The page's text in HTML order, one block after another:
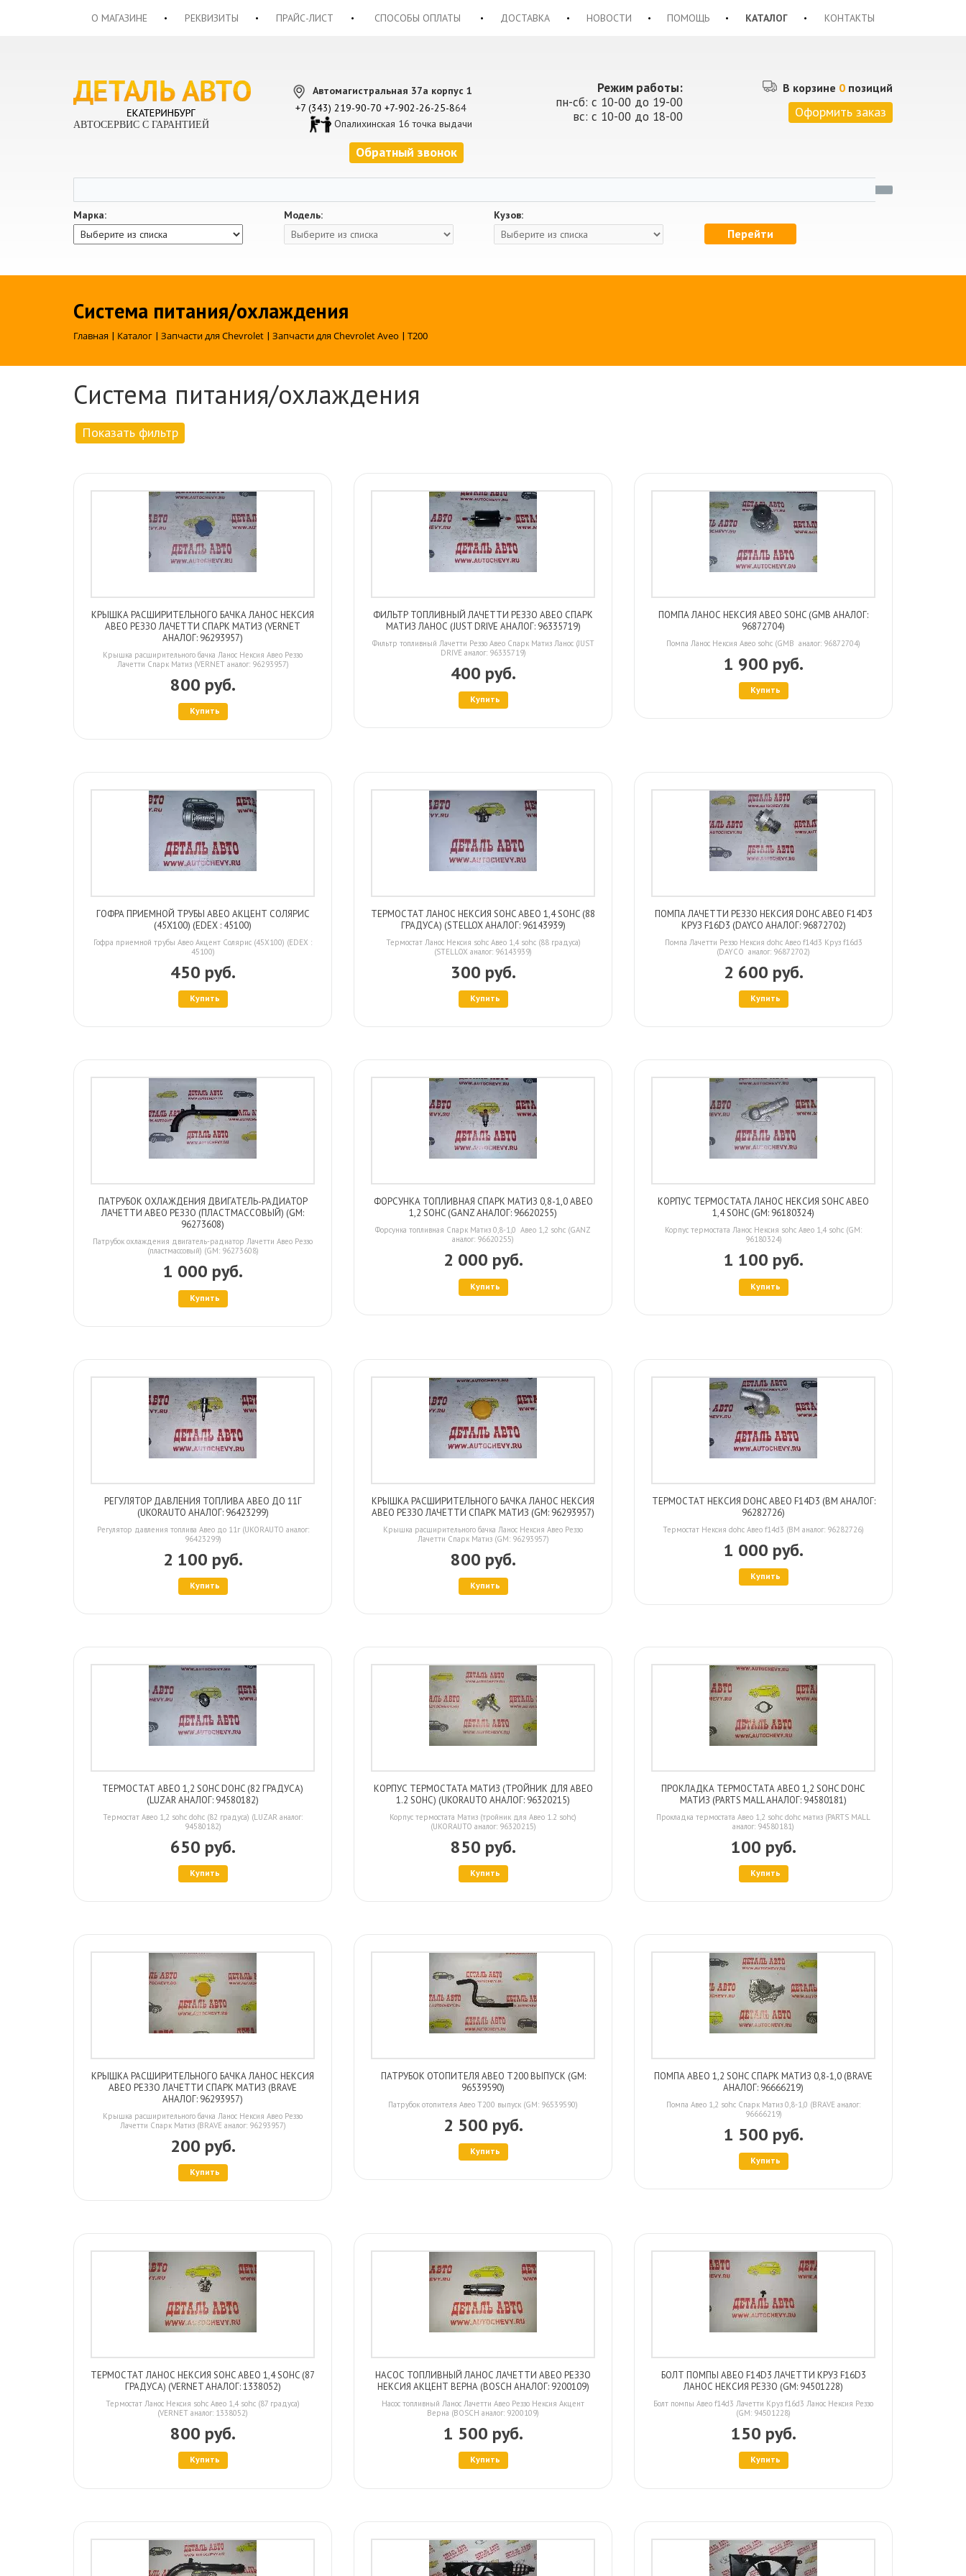
О МАГАЗИНЕ РЕКВИЗИТЫ ПРАЙС-ЛИСТ СПОСОБЫ ОПЛАТЫ ДОСТАВКА НОВОСТИ ПОМОЩЬ КАТАЛОГ КОНТАКТЫ
АВТОСЕРВИС С ГАРАНТИЕЙ
Автомагистральная 37а корпус 1
+7 (343) 219-90-70 +7-902-26-25-864
Опалихинская 16 точка выдачи
Обратный звонок
Режим работы:
пн-сб: с 10-00 до 19-00
вс: с 10-00 до 18-00
В корзине 0 позиций
Оформить заказ
Марка: Модель: Кузов:
Перейти
Система питания/охлаждения
Главная | Каталог | Запчасти для Chevrolet | Запчасти для Chevrolet Aveo | T200
Система питания/охлаждения
Показать фильтр
КРЫШКА РАСШИРИТЕЛЬНОГО БАЧКА ЛАНОС НЕКСИЯ
АВЕО РЕЗЗО ЛАЧЕТТИ СПАРК МАТИЗ (VERNET
АНАЛОГ: 96293957)
Крышка расширительного бачка Ланос Нексия Авео Реззо
Лачетти Спарк Матиз (VERNET аналог: 96293957)
800 руб.
Купить
ФИЛЬТР ТОПЛИВНЫЙ ЛАЧЕТТИ РЕЗЗО АВЕО СПАРК
МАТИЗ ЛАНОС (JUST DRIVE АНАЛОГ: 96335719)
Фильтр топливный Лачетти Реззо Авео Спарк Матиз Ланос (JUST
DRIVE аналог: 96335719)
400 руб.
Купить
ПОМПА ЛАНОС НЕКСИЯ АВЕО SOHC (GMB АНАЛОГ:
96872704)
Помпа Ланос Нексия Авео sohc (GMB аналог: 96872704)
1 900 руб.
Купить
ГОФРА ПРИЕМНОЙ ТРУБЫ АВЕО АКЦЕНТ СОЛЯРИС
(45X100) (EDEX : 45100)
Гофра приемной трубы Авео Акцент Солярис (45X100) (EDEX :
45100)
450 руб.
Купить
ТЕРМОСТАТ ЛАНОС НЕКСИЯ SOHC АВЕО 1,4 SOHC (88
ГРАДУСА) (STELLOX АНАЛОГ: 96143939)
Термостат Ланос Нексия sohc Авео 1,4 sohc (88 градуса)
(STELLOX аналог: 96143939)
300 руб.
Купить
ПОМПА ЛАЧЕТТИ РЕЗЗО НЕКСИЯ DOHC АВЕО F14D3
КРУЗ F16D3 (DAYCO АНАЛОГ: 96872702)
Помпа Лачетти Реззо Нексия dohc Авео f14d3 Круз f16d3
(DAYCO аналог: 96872702)
2 600 руб.
Купить
ПАТРУБОК ОХЛАЖДЕНИЯ ДВИГАТЕЛЬ-РАДИАТОР
ЛАЧЕТТИ АВЕО РЕЗЗО (ПЛАСТМАССОВЫЙ) (GM:
96273608)
Патрубок охлаждения двигатель-радиатор Лачетти Авео Реззо
(пластмассовый) (GM: 96273608)
1 000 руб.
Купить
ФОРСУНКА ТОПЛИВНАЯ СПАРК МАТИЗ 0,8-1,0 АВЕО
1,2 SOHC (GANZ АНАЛОГ: 96620255)
Форсунка топливная Спарк Матиз 0,8-1,0 Авео 1,2 sohc (GANZ
аналог: 96620255)
2 000 руб.
Купить
КОРПУС ТЕРМОСТАТА ЛАНОС НЕКСИЯ SOHC АВЕО
1,4 SOHC (GM: 96180324)
Корпус термостата Ланос Нексия sohc Авео 1,4 sohc (GM:
96180324)
1 100 руб.
Купить
РЕГУЛЯТОР ДАВЛЕНИЯ ТОПЛИВА АВЕО ДО 11Г
(UKORAUTO АНАЛОГ: 96423299)
Регулятор давления топлива Авео до 11г (UKORAUTO аналог:
96423299)
2 100 руб.
Купить
КРЫШКА РАСШИРИТЕЛЬНОГО БАЧКА ЛАНОС НЕКСИЯ
АВЕО РЕЗЗО ЛАЧЕТТИ СПАРК МАТИЗ (GM: 96293957)
Крышка расширительного бачка Ланос Нексия Авео Реззо
Лачетти Спарк Матиз (GM: 96293957)
800 руб.
Купить
ТЕРМОСТАТ НЕКСИЯ DOHC АВЕО F14D3 (BM АНАЛОГ:
96282726)
Термостат Нексия dohc Авео f14d3 (BM аналог: 96282726)
1 000 руб.
Купить
ТЕРМОСТАТ АВЕО 1,2 SOHC DOHC (82 ГРАДУСА)
(LUZAR АНАЛОГ: 94580182)
Термостат Авео 1,2 sohc dohc (82 градуса) (LUZAR аналог:
94580182)
650 руб.
Купить
КОРПУС ТЕРМОСТАТА МАТИЗ (ТРОЙНИК ДЛЯ АВЕО
1.2 SOHC) (UKORAUTO АНАЛОГ: 96320215)
Корпус термостата Матиз (тройник для Авео 1.2 sohc)
(UKORAUTO аналог: 96320215)
850 руб.
Купить
ПРОКЛАДКА ТЕРМОСТАТА АВЕО 1,2 SOHC DOHC
МАТИЗ (PARTS MALL АНАЛОГ: 94580181)
Прокладка термостата Авео 1,2 sohc dohc матиз (PARTS MALL
аналог: 94580181)
100 руб.
Купить
КРЫШКА РАСШИРИТЕЛЬНОГО БАЧКА ЛАНОС НЕКСИЯ
АВЕО РЕЗЗО ЛАЧЕТТИ СПАРК МАТИЗ (BRAVE
АНАЛОГ: 96293957)
Крышка расширительного бачка Ланос Нексия Авео Реззо
Лачетти Спарк Матиз (BRAVE аналог: 96293957)
200 руб.
Купить
ПАТРУБОК ОТОПИТЕЛЯ АВЕО Т200 ВЫПУСК (GM:
96539590)
Патрубок отопителя Авео Т200 выпуск (GM: 96539590)
2 500 руб.
Купить
ПОМПА АВЕО 1,2 SOHC СПАРК МАТИЗ 0,8-1,0 (BRAVE
АНАЛОГ: 96666219)
Помпа Авео 1,2 sohc Спарк Матиз 0,8-1,0 (BRAVE аналог:
96666219)
1 500 руб.
Купить
ТЕРМОСТАТ ЛАНОС НЕКСИЯ SOHC АВЕО 1,4 SOHC (87
ГРАДУСА) (VERNET АНАЛОГ: 1338052)
Термостат Ланос Нексия sohc Авео 1,4 sohc (87 градуса)
(VERNET аналог: 1338052)
800 руб.
Купить
НАСОС ТОПЛИВНЫЙ ЛАНОС ЛАЧЕТТИ АВЕО РЕЗЗО
НЕКСИЯ АКЦЕНТ ВЕРНА (BOSCH АНАЛОГ: 9200109)
Насос топливный Ланос Лачетти Авео Реззо Нексия Акцент
Верна (BOSCH аналог: 9200109)
1 500 руб.
Купить
БОЛТ ПОМПЫ АВЕО F14D3 ЛАЧЕТТИ КРУЗ F16D3
ЛАНОС НЕКСИЯ РЕЗЗО (GM: 94501228)
Болт помпы Авео f14d3 Лачетти Круз f16d3 Ланос Нексия Реззо
(GM: 94501228)
150 руб.
Купить